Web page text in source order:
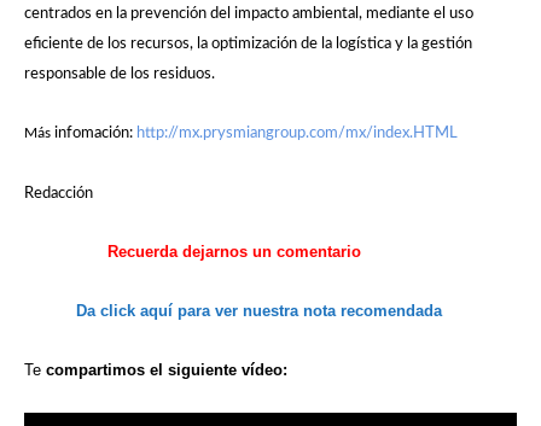
centrados en la prevención del impacto ambiental, mediante el uso
eficiente de los recursos, la optimización de la logística y la gestión
responsable de los residuos.
Más infomación: http://mx.prysmiangroup.com/mx/index.HTML
Redacción
Recuerda dejarnos un comentario
Da click aquí para ver nuestra nota recomendada
Te compartimos el siguiente vídeo: